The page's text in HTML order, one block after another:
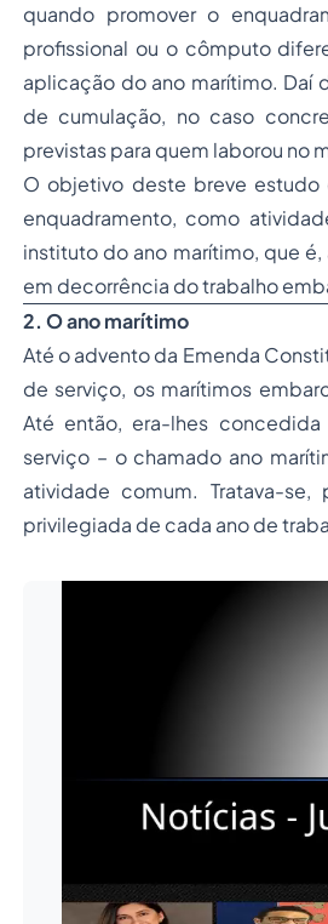
quando promover o
profissional ou o cômputo
aplicação do ano marítimo. Daí
de cumulação, no caso
previstas para quem laborou no
O objetivo deste breve
enquadramento, como
instituto do ano marítimo, que
em decorrência do trabalho
2. O ano marítimo
Até o advento da Emenda
de serviço, os marítimos
Até então, era-lhes
serviço – o chamado ano
atividade comum. Tratava-
privilegiada de cada ano de